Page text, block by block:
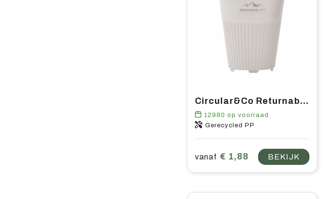
Circular&Co Returnable Cup 227 ml koffiebeker
12980 op voorraad
Gerecycled PP
vanaf € 1,88 BEKIJK